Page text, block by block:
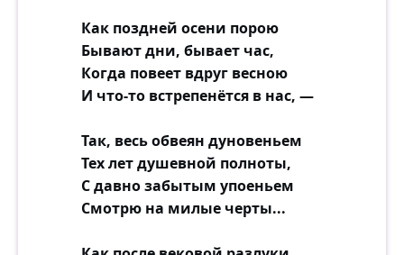
Как поздней осени порою
Бывают дни, бывает час,
Когда повеет вдруг весною
И что-то встрепенётся в нас, —
Так, весь обвеян дуновеньем
Тех лет душевной полноты,
С давно забытым упоеньем
Смотрю на милые черты...